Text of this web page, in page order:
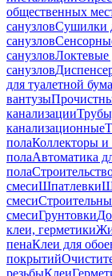
общественных
санузловСушилки
санузлов
санузловЛоктевые
санузлов
для туалетной
вантузы
канализации
канализационные
полаКоллекторы
полаАвтоматика
пола
смесиШпатлевки
смеси
смесиГрунтовки
клеи, герметики
пенаКлеи для
покрытий
резьбыКлеи